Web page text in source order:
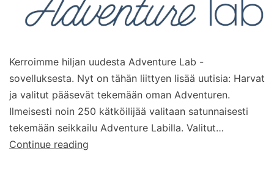
Kerroimme hiljan uudesta Adventure Lab -
sovelluksesta. Nyt on tähän liittyen lisää uutisia: Harvat
ja valitut pääsevät tekemään oman Adventuren.
Ilmeisesti noin 250 kätköilijää valitaan satunnaisesti
tekemään seikkailu Adventure Labilla. Valitut…
Continue reading